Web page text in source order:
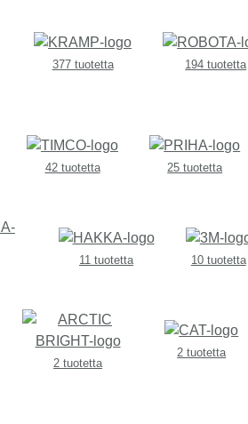
377 tuotetta 194 tuotetta
42 tuotetta 25 tuotetta
11 tuotetta 10 tuotetta
2 tuotetta
2 tuotetta